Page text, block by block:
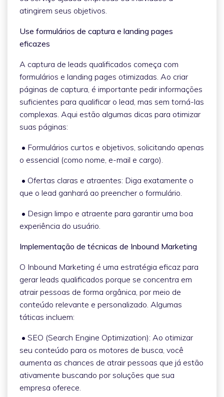
atingirem seus objetivos.
Use formulários de captura e landing pages
eficazes
A captura de leads qualificados começa com
formulários e landing pages otimizadas. Ao criar
páginas de captura, é importante pedir informações
suficientes para qualificar o lead, mas sem torná-las
complexas. Aqui estão algumas dicas para otimizar
suas páginas:
• Formulários curtos e objetivos, solicitando apenas
o essencial (como nome, e-mail e cargo).
• Ofertas claras e atraentes: Diga exatamente o
que o lead ganhará ao preencher o formulário.
• Design limpo e atraente para garantir uma boa
experiência do usuário.
Implementação de técnicas de Inbound Marketing
O Inbound Marketing é uma estratégia eficaz para
gerar leads qualificados porque se concentra em
atrair pessoas de forma orgânica, por meio de
conteúdo relevante e personalizado. Algumas
táticas incluem:
• SEO (Search Engine Optimization): Ao otimizar
seu conteúdo para os motores de busca, você
aumenta as chances de atrair pessoas que já estão
ativamente buscando por soluções que sua
empresa oferece.